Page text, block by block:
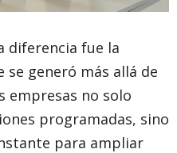
diferencia fue la
se generó más allá de
empresas no solo
programadas, sino
para ampliar